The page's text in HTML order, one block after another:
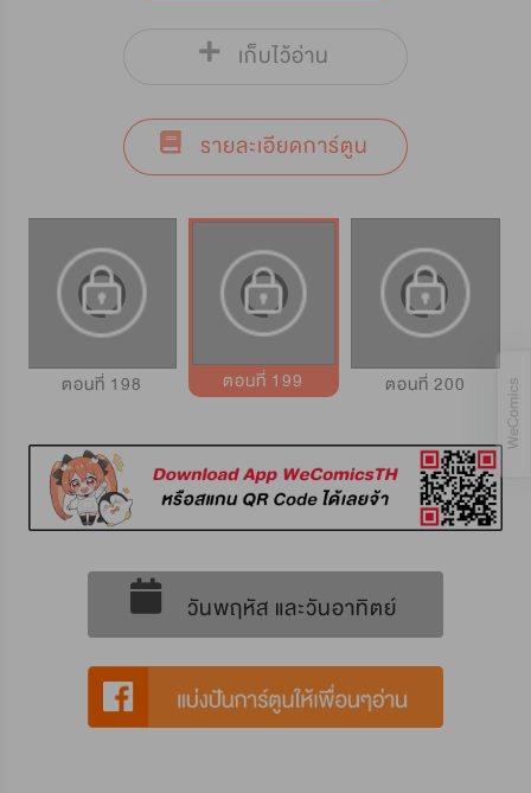
เก็บไว้อ่าน
รายละเอียดการ์ตูน
ตอนที่ 198 ตอนที่ 199 ตอนที่ 200
วันพฤหัส และวันอาทิตย์